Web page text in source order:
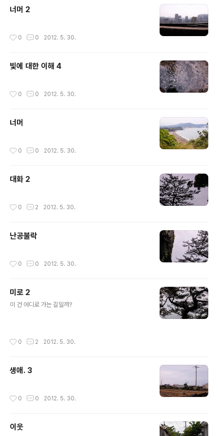
너머 2
0 0 2012. 5. 30.
빛에 대한 이해 4
0 0 2012. 5. 30.
너머
0 0 2012. 5. 30.
대화 2
0 2 2012. 5. 30.
난공불락
0 0 2012. 5. 30.
미로 2
이 건 어디로 가는 길일까?
0 2 2012. 5. 30.
생애. 3
0 0 2012. 5. 30.
이웃